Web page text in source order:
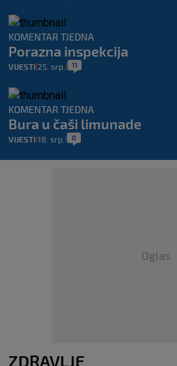
KOMENTAR TJEDNA
Porazna inspekcija
VIJESTI 25. srp. 11
KOMENTAR TJEDNA
Bura u čaši limunade
VIJESTI 18. srp. 0
Oglas
ZDRAVLJE